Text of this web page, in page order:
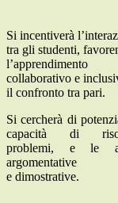
Si incentiverà
tra gli studenti,
l’apprendimento
collaborativo e
il confronto tra pari.
Si cercherà di
capacità di
problemi, e le
argomentative
e dimostrative.